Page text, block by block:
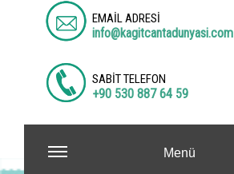
EMAİL ADRESİ
info@kagitcantadunyasi.com
SABİT TELEFON
+90 530 887 64 59
Menü